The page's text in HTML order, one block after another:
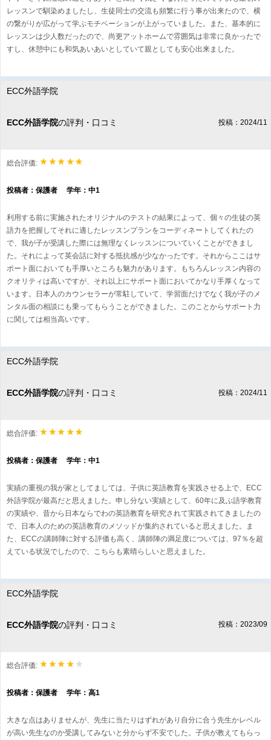
レッスンで馴染めましたし、生徒同士の交流も頻繁に行う事が出来たので、横
の繋がりが広がって学ぶモチベーションが上がっていました。また、基本的に
レッスンは少人数だったので、尚更アットホームで雰囲気は非常に良かったで
すし、休憩中にも和気あいあいとしていて親としても安心出来ました。
ECC外語学院
ECC外語学院の評判・口コミ 投稿：2024/11
総合評価:
投稿者：保護者 学年：中1
利用する前に実施されたオリジナルのテストの結果によって、個々の生徒の英
語力を把握してそれに適したレッスンプランをコーディネートしてくれたの
で、我が子が受講した際には無理なくレッスンについていくことができまし
た。それによって英会話に対する抵抗感が少なかったです。それからここはサ
ポート面においても手厚いところも魅力があります。もちろんレッスン内容の
クオリティは高いですが、それ以上にサポート面においてかなり手厚くなって
います。日本人のカウンセラーが常駐していて、学習面だけでなく我が子のメ
ンタル面の相談にも乗ってもらうことができました。このことからサポート力
に関しては相当高いです。
ECC外語学院
ECC外語学院の評判・口コミ 投稿：2024/11
総合評価:
投稿者：保護者 学年：中1
実績の重視の我が家としてましては、子供に英語教育を実践させる上で、ECC
外語学院が最高だと思えました。申し分ない実績として、60年に及ぶ語学教育
の実績や、昔から日本ならでわの英語教育を研究されて実践されてきましたの
で、日本人のための英語教育のメソッドが集約されていると思えました。ま
た、ECCの講師陣に対する評価も高く、講師陣の満足度については、97％を超
えている状況でしたので、こちらも素晴らしいと思えました。
ECC外語学院
ECC外語学院の評判・口コミ 投稿：2023/09
総合評価:
投稿者：保護者 学年：高1
大きな点はありませんが、先生に当たりはずれがあり自分に合う先生かレベル
が高い先生なのか受講してみないと分からず不安でした。子供が教えてもらっ